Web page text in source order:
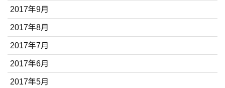
2017年9月
2017年8月
2017年7月
2017年6月
2017年5月